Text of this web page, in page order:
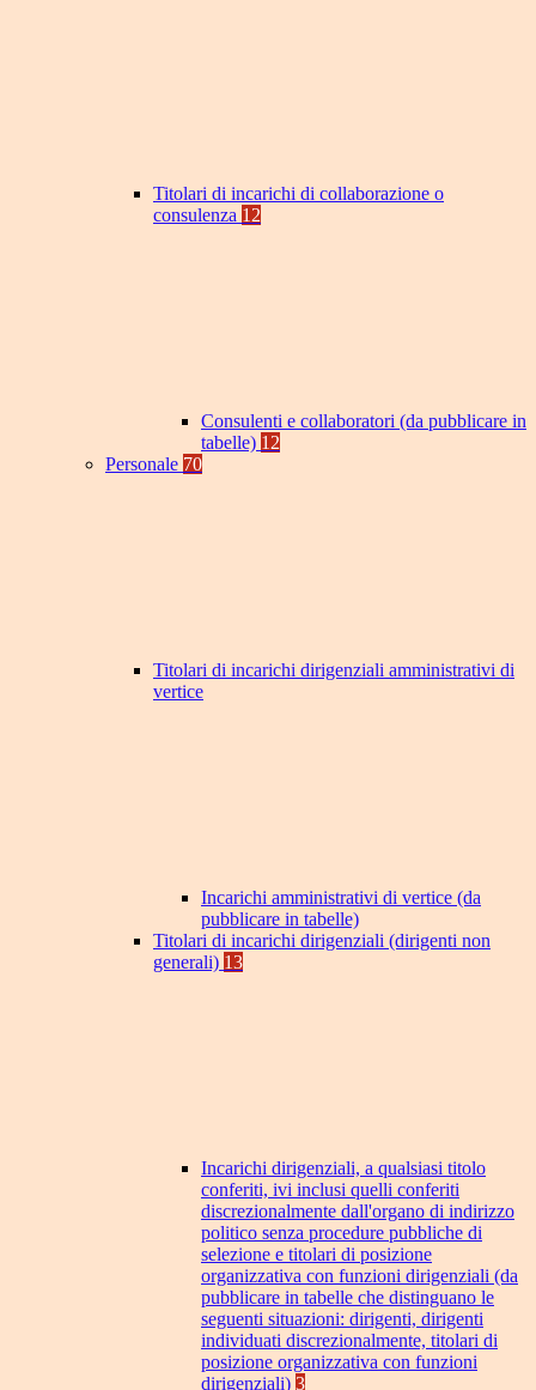
Titolari di incarichi di collaborazione o
consulenza 12
Consulenti e collaboratori (da pubblicare in
tabelle) 12
Personale 70
Titolari di incarichi dirigenziali amministrativi di
vertice
Incarichi amministrativi di vertice (da
pubblicare in tabelle)
Titolari di incarichi dirigenziali (dirigenti non
generali) 13
Incarichi dirigenziali, a qualsiasi titolo
conferiti, ivi inclusi quelli conferiti
discrezionalmente dall'organo di indirizzo
politico senza procedure pubbliche di
selezione e titolari di posizione
organizzativa con funzioni dirigenziali (da
pubblicare in tabelle che distinguano le
seguenti situazioni: dirigenti, dirigenti
individuati discrezionalmente, titolari di
posizione organizzativa con funzioni
dirigenziali) 3